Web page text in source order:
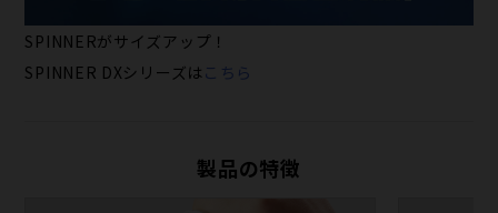
SPINNERがサイズアップ！
SPINNER DXシリーズは こちら
製品の特徴